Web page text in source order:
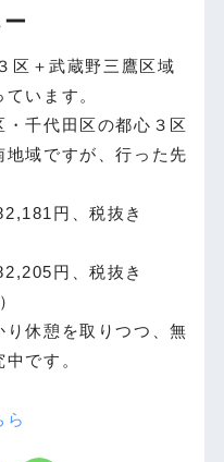
区＋武蔵野三鷹区域
います。
千代田区の都心３区
域ですが、行った先
円、税抜き
円、税抜き
休憩を取りつつ、無
です。
ら